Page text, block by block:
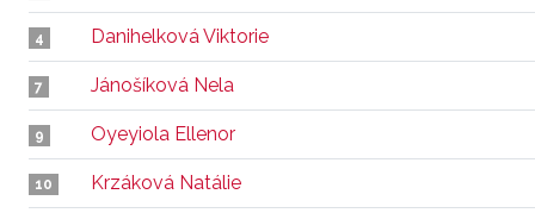
4 Danihelková Viktorie
7 Jánošíková Nela
9 Oyeyiola Ellenor
10 Krzáková Natálie